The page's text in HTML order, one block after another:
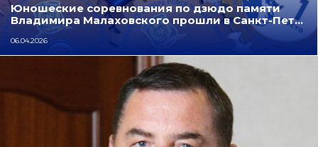
Юношеские соревнования по дзюдо памяти
Владимира Малаховского прошли в Санкт-Пет…
06.04.2026